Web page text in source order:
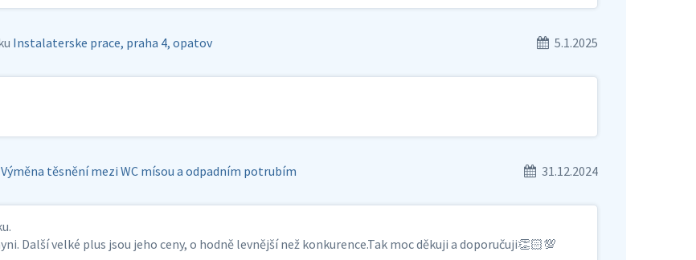
Instalaterske prace, praha 4, opatov 5.1.2025
Výměna těsnění mezi WC mísou a odpadním potrubím 31.12.2024
Další velké plus jsou jeho ceny, o hodně levnější než konkurence.Tak moc děkuji a doporučuji👏🏻💯